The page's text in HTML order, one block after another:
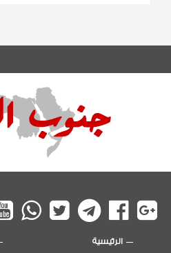
الرئيسية